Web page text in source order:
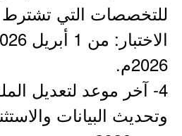
للتخصصات التي تشترط
2026م.
4- آخر موعد لتعديل